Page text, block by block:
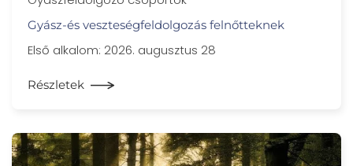
Gyász-és veszteségfeldolgozás felnőtteknek
Első alkalom: 2026. augusztus 28
Részletek